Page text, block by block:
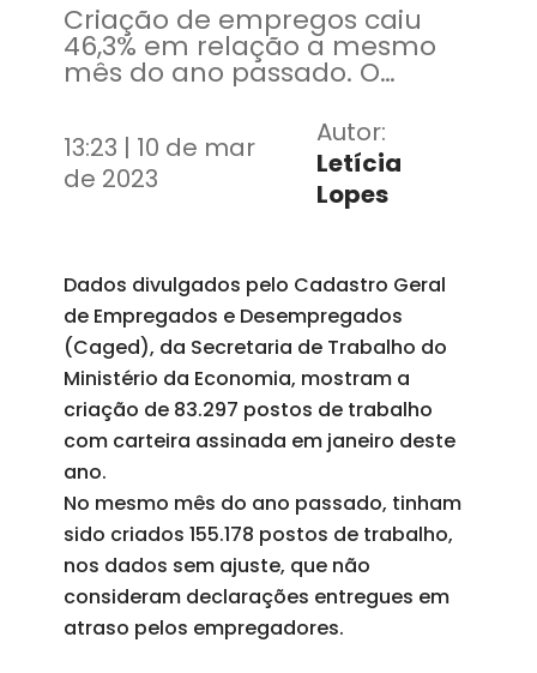
Criação de empregos caiu
46,3% em relação a mesmo
mês do ano passado. O
indicador mede a diferença
entre contratações e
demissões
13:23 | 10 de mar
de 2023
Autor:
Letícia
Lopes
Dados divulgados pelo Cadastro Geral
de Empregados e Desempregados
(Caged), da Secretaria de Trabalho do
Ministério da Economia, mostram a
criação de 83.297 postos de trabalho
com carteira assinada em janeiro deste
ano.
No mesmo mês do ano passado, tinham
sido criados 155.178 postos de trabalho,
nos dados sem ajuste, que não
consideram declarações entregues em
atraso pelos empregadores.